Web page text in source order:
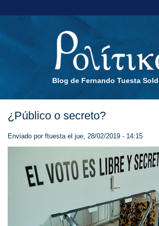
Blog de Fernando Tuesta
¿Público o secreto?
Enviado por ftuestael jue, 28/02/2019 - 14:15